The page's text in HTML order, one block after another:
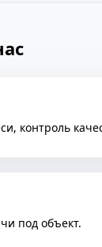
контроль
под объект.